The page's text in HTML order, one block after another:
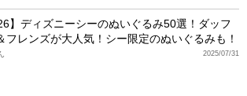
】ディズニーシーのぬいぐるみ50選！ダッフ
フレンズが大人気！シー限定のぬいぐるみも！
2025/07/31